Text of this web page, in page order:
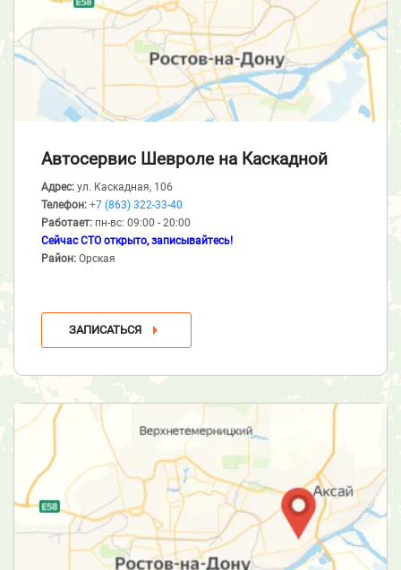
Автосервис Шевроле на Каскадной
Адрес: ул. Каскадная, 106
Телефон: +7 (863) 322-33-40
Работает: пн-вс: 09:00 - 20:00
Сейчас СТО открыто, записывайтесь!
Район: Орская
ЗАПИСАТЬСЯ